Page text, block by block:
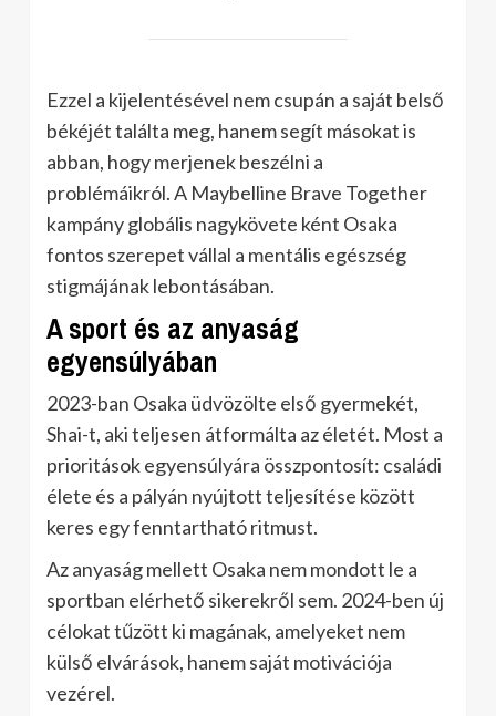
Ezzel a kijelentésével nem csupán a saját belső
békéjét találta meg, hanem segít másokat is
abban, hogy merjenek beszélni a
problémáikról. A Maybelline Brave Together
kampány globális nagykövete ként Osaka
fontos szerepet vállal a mentális egészség
stigmájának lebontásában.
A sport és az anyaság
egyensúlyában
2023-ban Osaka üdvözölte első gyermekét,
Shai-t, aki teljesen átformálta az életét. Most a
prioritások egyensúlyára összpontosít: családi
élete és a pályán nyújtott teljesítése között
keres egy fenntartható ritmust.
Az anyaság mellett Osaka nem mondott le a
sportban elérhető sikerekről sem. 2024-ben új
célokat tűzött ki magának, amelyeket nem
külső elvárások, hanem saját motivációja
vezérel.